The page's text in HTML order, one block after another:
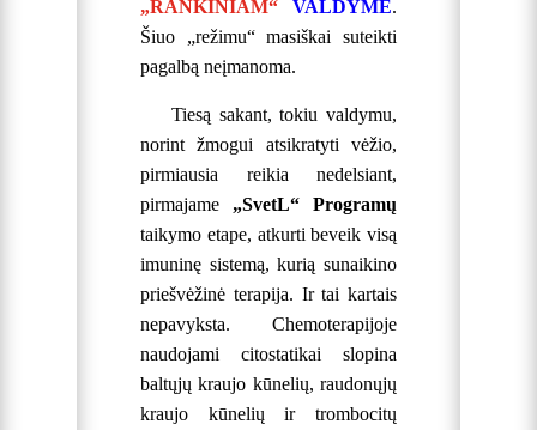
„RANKINIAM“ VALDYME.
Šiuo „režimu“ masiškai suteikti
pagalbą neįmanoma.
Tiesą sakant, tokiu valdymu,
norint žmogui atsikratyti vėžio,
pirmiausia reikia nedelsiant,
pirmajame „SvetL“ Programų
taikymo etape, atkurti beveik visą
imuninę sistemą, kurią sunaikino
priešvėžinė terapija. Ir tai kartais
nepavyksta. Chemoterapijoje
naudojami citostatikai slopina
baltųjų kraujo kūnelių, raudonųjų
kraujo kūnelių ir trombocitų